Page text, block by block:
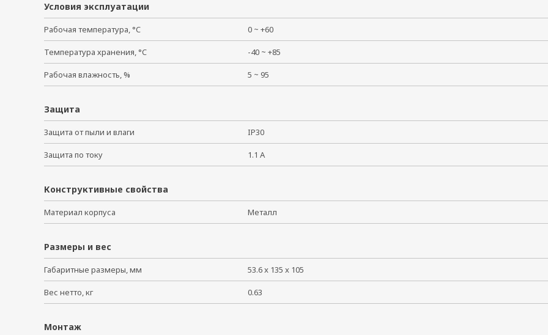
Условия эксплуатации
Рабочая температура, °C 0 ~ +60
Температура хранения, °C -40 ~ +85
Рабочая влажность, % 5 ~ 95
Защита
Защита от пыли и влаги IP30
Защита по току 1.1 А
Конструктивные свойства
Материал корпуса Металл
Размеры и вес
Габаритные размеры, мм 53.6 x 135 x 105
Вес нетто, кг 0.63
Монтаж